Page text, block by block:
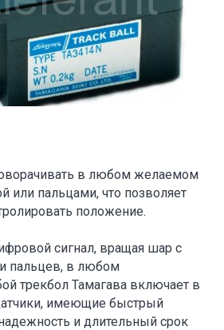
в любом желаемом
или пальцами, что позволяет
положение.
сигнал, вращая шар с
пальцев, в любом
трекбол Тамагава включает в
имеющие быстрый
и длительный срок